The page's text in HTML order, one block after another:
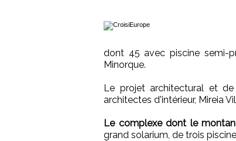
dont 45 avec piscine semi-
Minorque.
Le projet architectural et
architectes d'intérieur, Mireia
Le complexe dont le
grand solarium, de trois